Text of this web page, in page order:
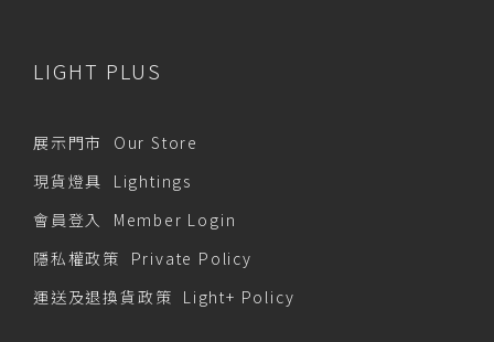
LIGHT PLUS
展示門市 Our Store
現貨燈具 Lightings
會員登入 Member Login
隱私權政策 Private Policy
運送及退換貨政策 Light+ Policy